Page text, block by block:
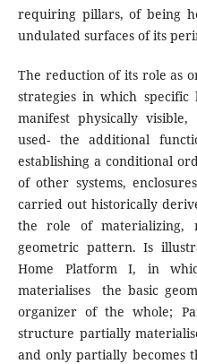
requiring pillars, of being
undulated surfaces of its
The reduction of its role as
strategies in which specific
manifest physically
used- the additional
establishing a conditional
of other systems,
carried out historically
the role of materializing,
geometric pattern. Is
Home Platform I, in
materialises the basic
organizer of the whole;
structure partially
and only partially becomes